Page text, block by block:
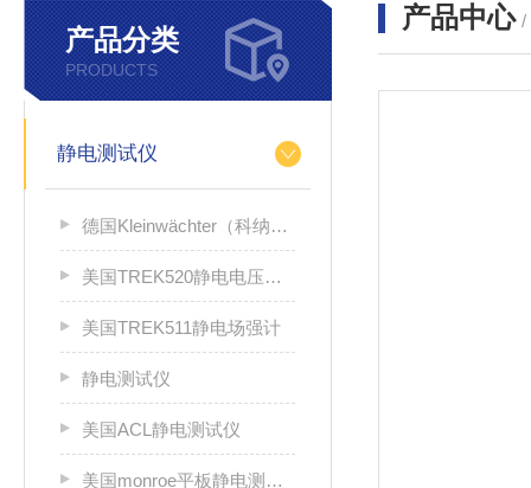
产品分类
PRODUCTS
静电测试仪
德国Kleinwächter（科纳沃茨特）静电测试仪
美国TREK520静电电压测试仪
美国TREK511静电场强计
静电测试仪
美国ACL静电测试仪
美国monroe平板静电测试仪
产品中心 /